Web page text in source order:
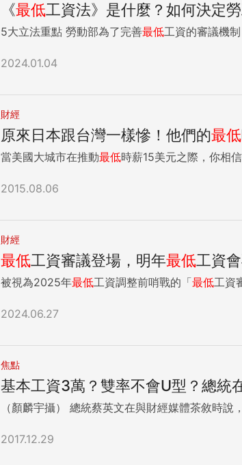
《最低工資法》是什麼？如何決定
5大立法重點 勞動部為了完善最低工資的審議機
2024.01.04
財經
原來日本跟台灣一樣慘！他們的最低
當美國大城市在推動最低時薪15美元之際，你相
2015.08.06
財經
最低工資審議登場，明年最低工資
被視為2025年最低工資調整前哨戰的「最低工資
2024.06.27
焦點
基本工資3萬？雙率不會U型？總統
（顏麟宇攝） 總統蔡英文在與財經媒體茶敘時
2017.12.29